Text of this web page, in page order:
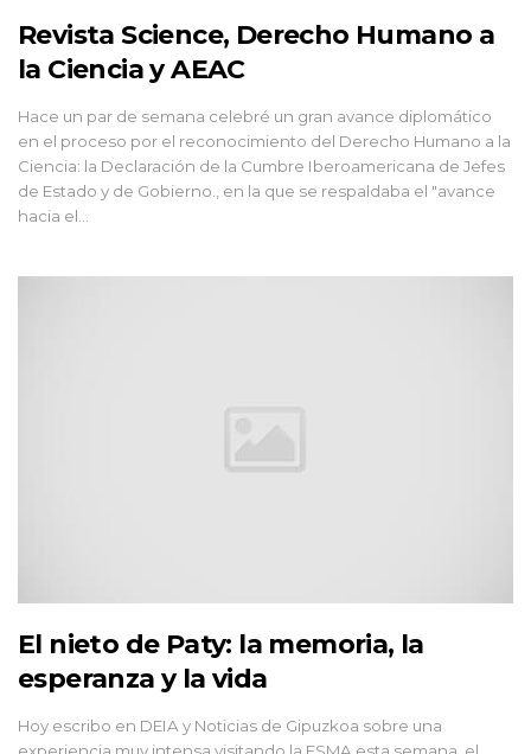
Revista Science, Derecho Humano a
la Ciencia y AEAC
Hace un par de semana celebré un gran avance diplomático
en el proceso por el reconocimiento del Derecho Humano a la
Ciencia: la Declaración de la Cumbre Iberoamericana de Jefes
de Estado y de Gobierno., en la que se respaldaba el "avance
hacia el...
El nieto de Paty: la memoria, la
esperanza y la vida
Hoy escribo en DEIA y Noticias de Gipuzkoa sobre una
experiencia muy intensa visitando la ESMA esta semana, el